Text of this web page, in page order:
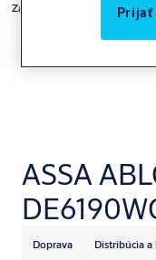
Zádržné systémy vozidiel
ASSA
Doprava Distribúcia a
Prijať